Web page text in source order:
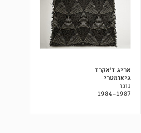
אריג ז'אקרד
גיאומטרי
נונו
1984-1987